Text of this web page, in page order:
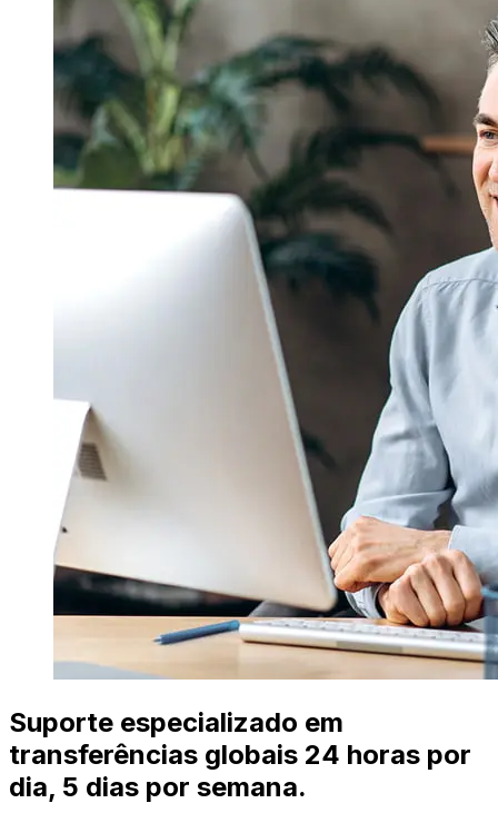
Suporte especializado em
transferências globais 24 horas por
dia, 5 dias por semana.